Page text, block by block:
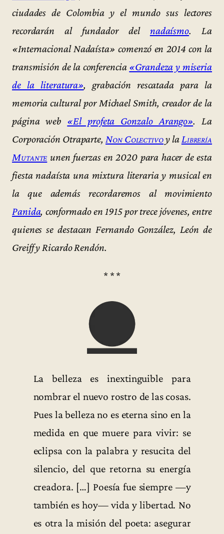
ciudades de Colombia y el mundo sus lectores
recordarán al fundador del nadaísmo. La
«Internacional Nadaísta» comenzó en 2014 con la
transmisión de la conferencia «Grandeza y miseria
de la literatura», grabación rescatada para la
memoria cultural por Michael Smith, creador de la
página web «El profeta Gonzalo Arango». La
Corporación Otraparte,Non Colectivoy laLibrería
Mutante unen fuerzas en 2020 para hacer de esta
fiesta nadaísta una mixtura literaria y musical en
la que además recordaremos al movimiento
Panida, conformado en 1915 por trece jóvenes, entre
quienes se destacan Fernando González, León de
Greiff y Ricardo Rendón.
* * *
La belleza es inextinguible para
nombrar el nuevo rostro de las cosas.
Pues la belleza no es eterna sino en la
medida en que muere para vivir: se
eclipsa con la palabra y resucita del
silencio, del que retorna su energía
creadora. […] Poesía fue siempre —y
también es hoy— vida y libertad. No
es otra la misión del poeta: asegurar